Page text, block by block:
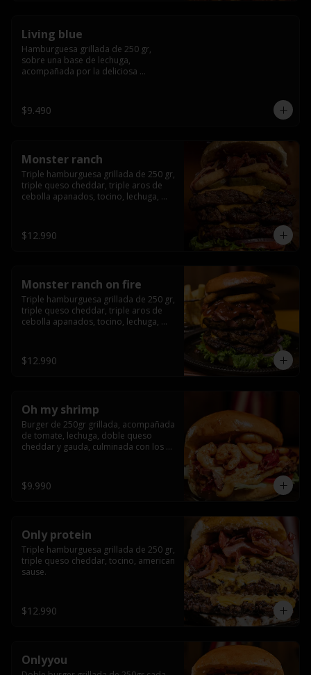
Living blue
Hamburguesa grillada de 250 gr,
sobre una base de lechuga,
acompañada por la deliciosa
wisky jack daniels y salsa de miel.-
$9.490
Monster ranch
Triple hamburguesa grillada de 250 gr,
triple queso cheddar, triple aros de
cebolla apanados, tocino, lechuga,
$12.990
Monster ranch on fire
Triple hamburguesa grillada de 250 gr,
triple queso cheddar, triple aros de
cebolla apanados, tocino, lechuga,
jalapeños de texas.
$12.990
Oh my shrimp
Burger de 250gr grillada, acompañada
de tomate, lechuga, doble queso
cheddar y gauda, culminada con los
$9.990
Only protein
Triple hamburguesa grillada de 250 gr,
triple queso cheddar, tocino, american
sause.
$12.990
Onlyyou